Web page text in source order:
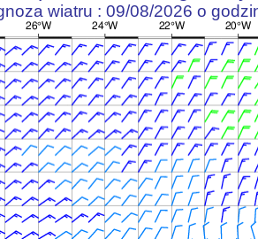
wiatru : 09/08/2026 o